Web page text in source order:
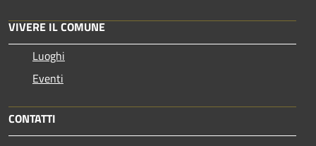
VIVERE IL COMUNE
Luoghi
Eventi
CONTATTI